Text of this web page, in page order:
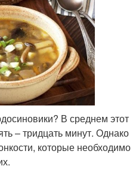
В среднем этот
– тридцать минут. Однако
которые необходимо